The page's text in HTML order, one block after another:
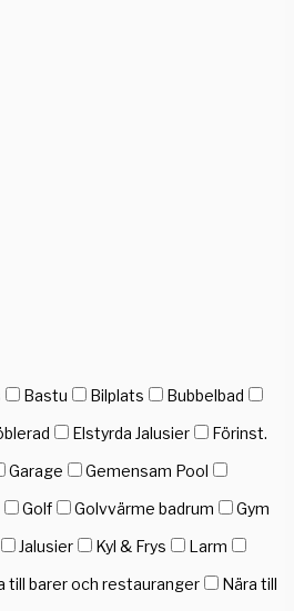
Bastu Bilplats
Bubbelbad
Elstyrda Jalusier
Förinst.
Garage
Gemensam Pool
Golf Golvvärme badrum
Gym
Jalusier Kyl & Frys
Larm
till barer och restauranger
Nära till